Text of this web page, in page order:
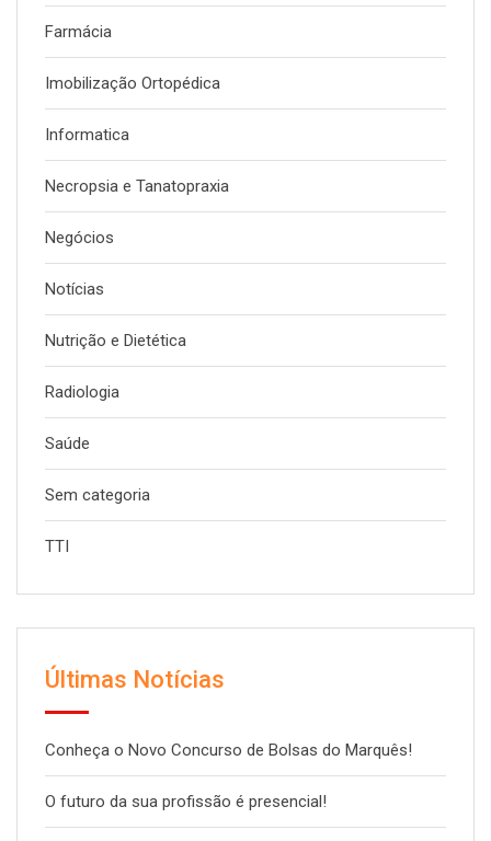
Farmácia
Imobilização Ortopédica
Informatica
Necropsia e Tanatopraxia
Negócios
Notícias
Nutrição e Dietética
Radiologia
Saúde
Sem categoria
TTI
Últimas Notícias
Conheça o Novo Concurso de Bolsas do Marquês!
O futuro da sua profissão é presencial!